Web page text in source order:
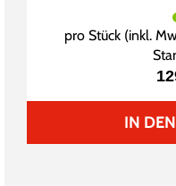
pro Stück (inkl.
IN